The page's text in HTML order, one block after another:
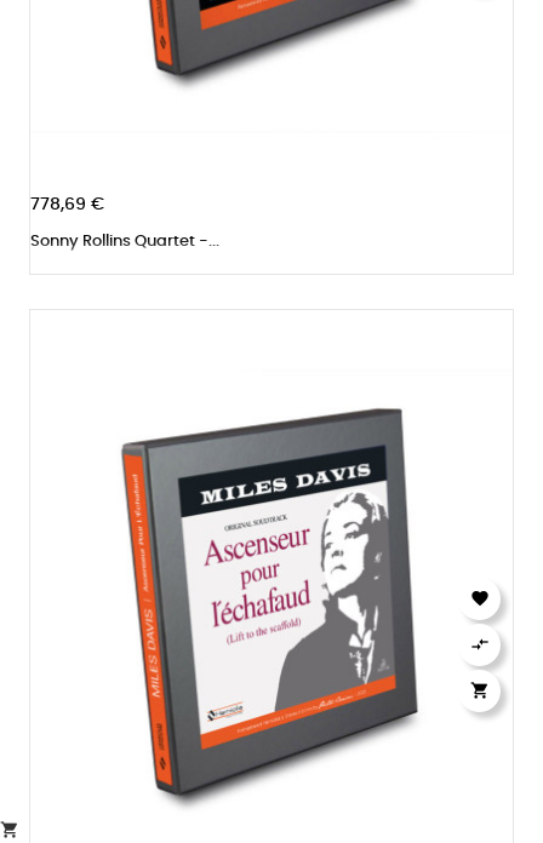
778,69 €
Sonny Rollins Quartet -...



